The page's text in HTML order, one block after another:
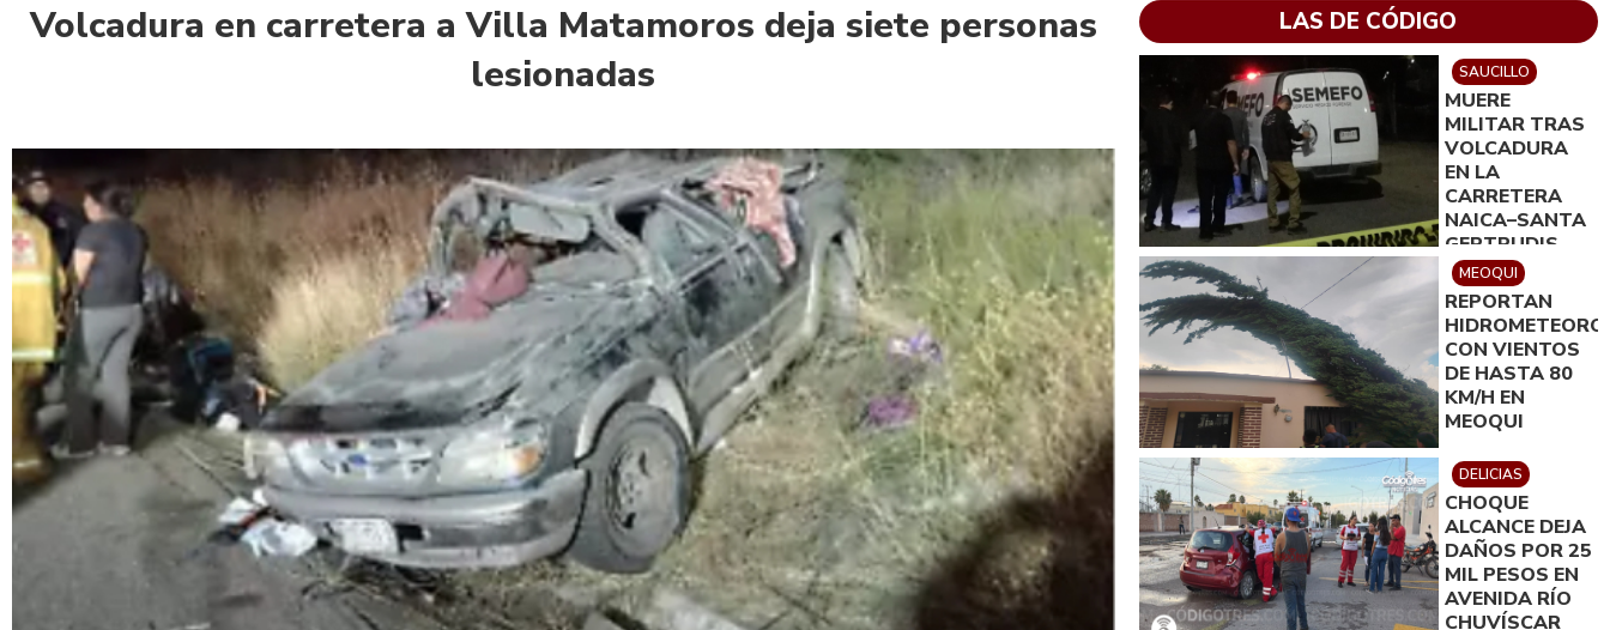
Volcadura en carretera a Villa Matamoros deja siete personas
lesionadas
LAS DE CÓDIGO
SAUCILLO
MUERE
MILITAR TRAS
VOLCADURA
EN LA
CARRETERA
NAICA–SANTA
GERTRUDIS
MEOQUI
REPORTAN
HIDROMETEORO
CON VIENTOS
DE HASTA 80
KM/H EN
MEOQUI
DELICIAS
CHOQUE
ALCANCE DEJA
DAÑOS POR 25
MIL PESOS EN
AVENIDA RÍO
CHUVÍSCAR